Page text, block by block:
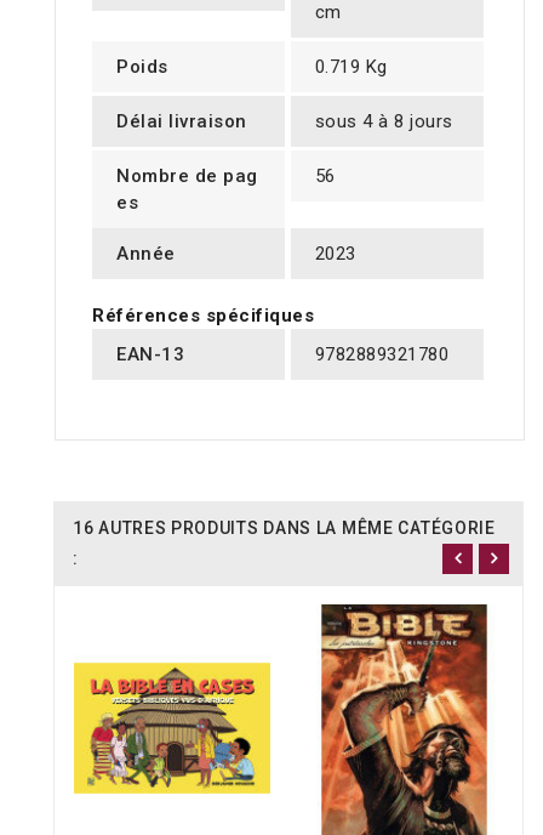
cm
Poids 0.719 Kg
Délai livraison sous 4 à 8 jours
Nombre de pag
es
56
Année 2023
Références spécifiques
EAN-13
9782889321780
16 AUTRES PRODUITS DANS LA MÊME CATÉGORIE
: